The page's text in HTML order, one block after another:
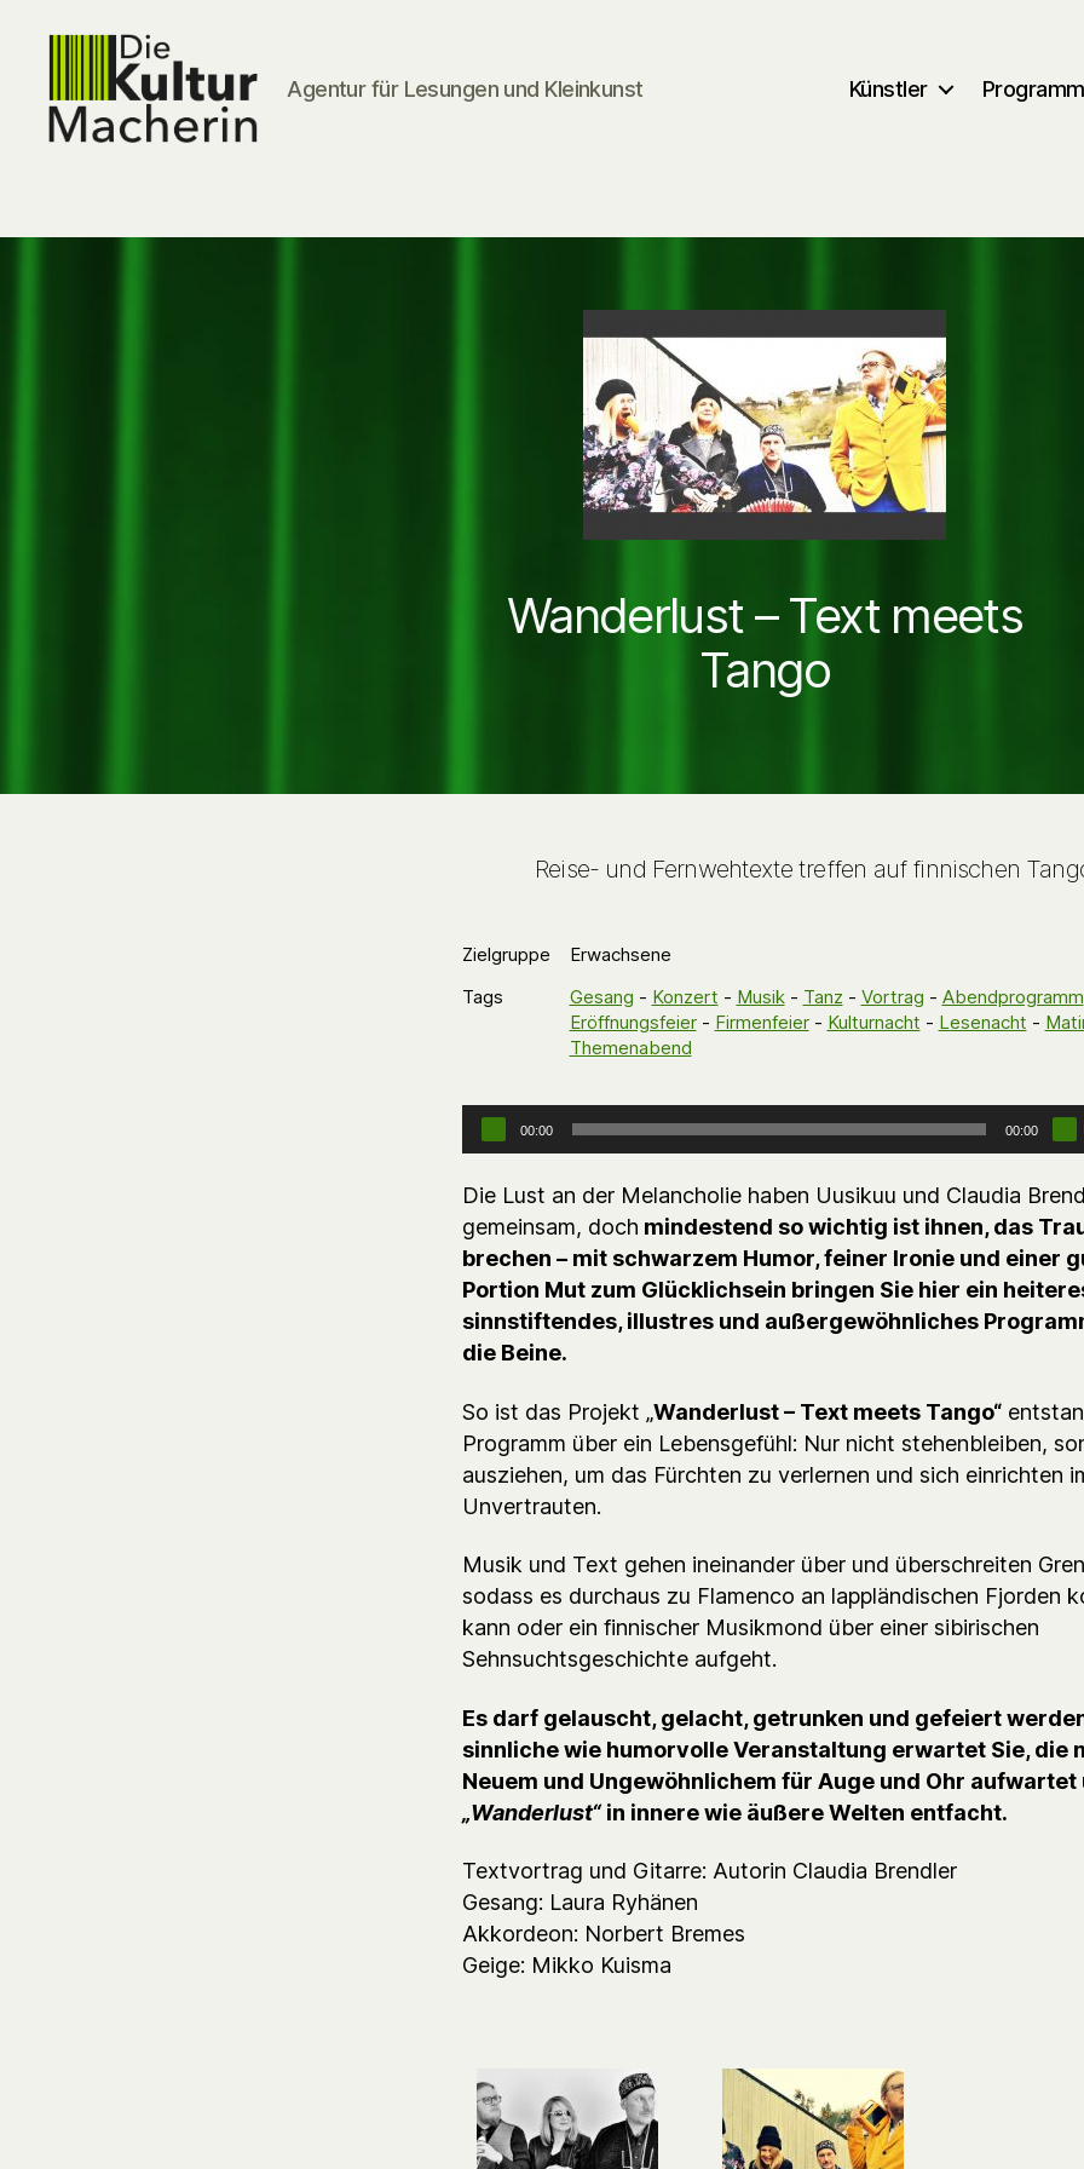
Agentur für Lesungen und Kleinkunst Künstler
Wanderlust – Text meets
Tango
Reise- und Fernwehtexte treffen auf finnischen
Zielgruppe
Erwachsene
Tags
Gesang - Konzert - Musik- Tanz - Vortrag - Abendprogramm
Eröffnungsfeier- Firmenfeier- Kulturnacht - Lesenacht -
Themenabend
00:00 00:00
Die Lust an der Melancholie haben Uusikuu und Claudia
gemeinsam, doch mindestend so wichtig ist ihnen, das
brechen – mit schwarzem Humor, feiner Ironie und einer
Portion Mut zum Glücklichsein bringen Sie hier ein
sinnstiftendes, illustres und außergewöhnliches
die Beine.
So ist das Projekt „Wanderlust – Text meets Tango“
Programm über ein Lebensgefühl: Nur nicht stehenbleiben,
ausziehen, um das Fürchten zu verlernen und sich einrichten
Unvertrauten.
Musik und Text gehen ineinander über und überschreiten
sodass es durchaus zu Flamenco an lappländischen Fjorden
kann oder ein finnischer Musikmond über einer sibirischen
Sehnsuchtsgeschichte aufgeht.
Es darf gelauscht, gelacht, getrunken und gefeiert
sinnliche wie humorvolle Veranstaltung erwartet Sie, die
Neuem und Ungewöhnlichem für Auge und Ohr aufwartet
„Wanderlust“in innere wie äußere Welten entfacht.
Textvortrag und Gitarre: Autorin Claudia Brendler
Gesang: Laura Ryhänen
Akkordeon: Norbert Bremes
Geige: Mikko Kuisma